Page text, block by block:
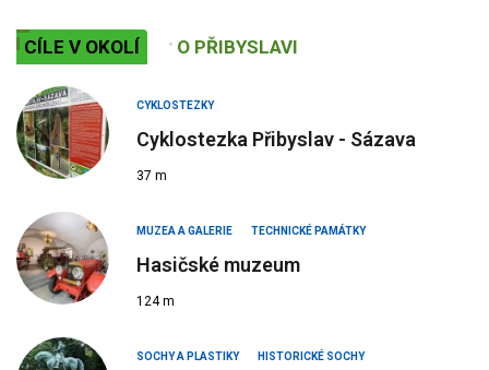
CÍLE V OKOLÍ O PŘIBYSLAVI
CYKLOSTEZKY
Cyklostezka Přibyslav - Sázava
37 m
MUZEA A GALERIE TECHNICKÉ PAMÁTKY
Hasičské muzeum
124 m
SOCHY A PLASTIKY HISTORICKÉ SOCHY